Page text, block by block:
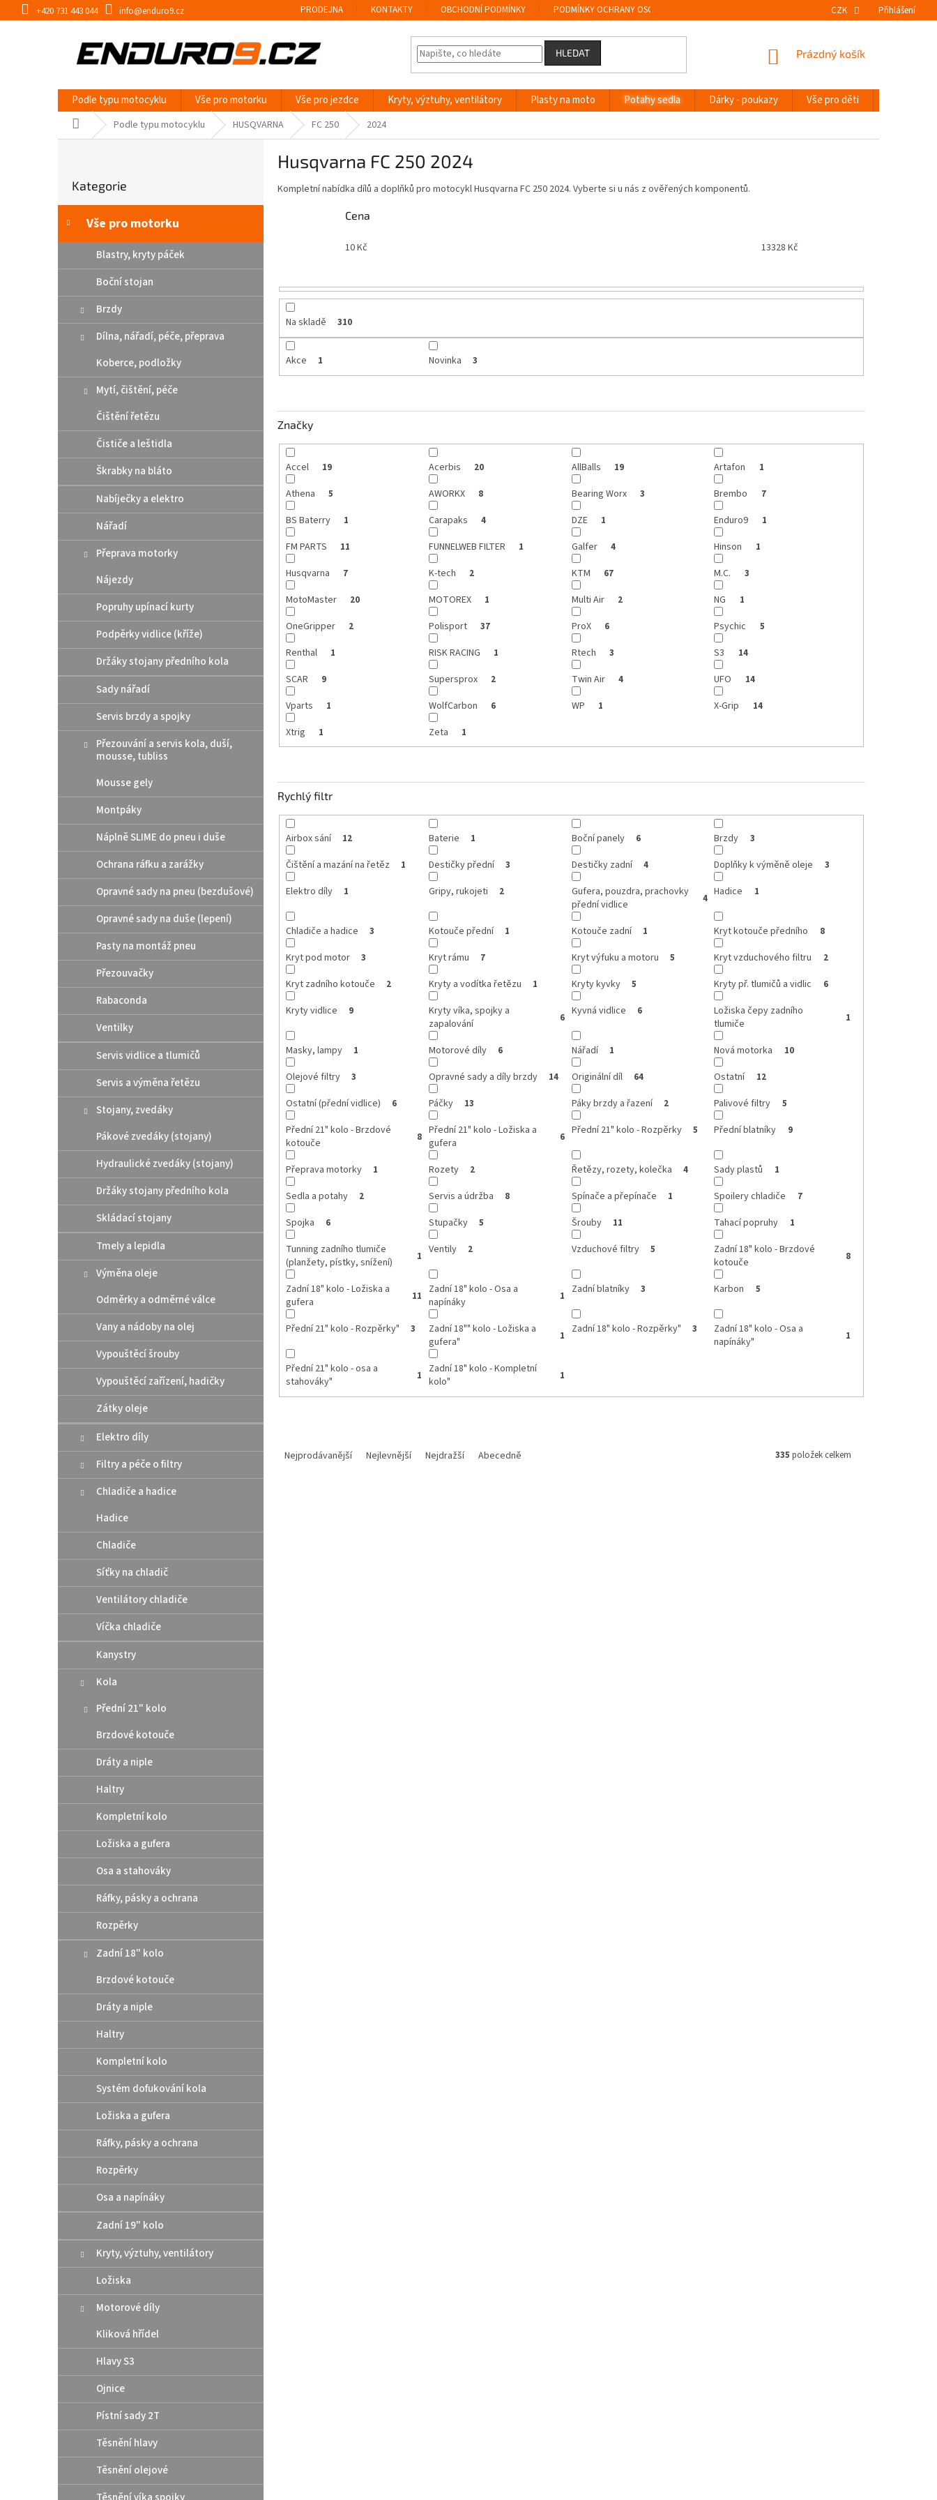
na
+420 731 443 044 info@enduro9.cz PRODEJNA KONTAKTY OBCHODNÍ PODMÍNKY PODMÍNKY OCHRANY OSOBNÍCH ÚDAJŮ CZK Přihlášení
HLEDAT
NÁKUPNÍ
Prázdný košík
Podle typu motocyklu Vše pro motorku Vše pro jezdce Kryty, výztuhy, ventilátory Plasty na moto Potahy sedla Dárky - poukazy Vše pro děti
Domů Podle typu motocyklu HUSQVARNA FC 250 2024
r
n
í
a
kategorie
Kategorie
Vše pro motorku
Blastry, kryty páček
Boční stojan
Brzdy
Dílna, nářadí, péče, přeprava
Koberce, podložky
Mytí, čištění, péče
Čištění řetězu
Čističe a leštidla
Škrabky na bláto
Nabíječky a elektro
Nářadí
Přeprava motorky
Nájezdy
Popruhy upínací kurty
Podpěrky vidlice (kříže)
Držáky stojany předního kola
Sady nářadí
Servis brzdy a spojky
Přezouvání a servis kola, duší,
mousse, tubliss
Mousse gely
Montpáky
Náplně SLIME do pneu i duše
Ochrana ráfku a zarážky
Opravné sady na pneu (bezdušové)
Opravné sady na duše (lepení)
Pasty na montáž pneu
Přezouvačky
Rabaconda
Ventilky
Servis vidlice a tlumičů
Servis a výměna řetězu
Stojany, zvedáky
Pákové zvedáky (stojany)
Hydraulické zvedáky (stojany)
Držáky stojany předního kola
Skládací stojany
Tmely a lepidla
Výměna oleje
Odměrky a odměrné válce
Vany a nádoby na olej
Vypouštěcí šrouby
Vypouštěcí zařízení, hadičky
Zátky oleje
Elektro díly
Filtry a péče o filtry
Chladiče a hadice
Hadice
Chladiče
Síťky na chladič
Ventilátory chladiče
Víčka chladiče
Kanystry
Kola
Přední 21" kolo
Brzdové kotouče
Dráty a niple
Haltry
Kompletní kolo
Ložiska a gufera
Osa a stahováky
Ráfky, pásky a ochrana
Rozpěrky
Zadní 18" kolo
Brzdové kotouče
Dráty a niple
Haltry
Kompletní kolo
Systém dofukování kola
Ložiska a gufera
Ráfky, pásky a ochrana
Rozpěrky
Osa a napínáky
Zadní 19" kolo
Kryty, výztuhy, ventilátory
Ložiska
Motorové díly
Kliková hřídel
Hlavy S3
Ojnice
Pístní sady 2T
Těsnění hlavy
Těsnění olejové
Husqvarna FC 250 2024
Kompletní nabídka dílů a doplňků pro motocykl Husqvarna FC 250 2024. Vyberte si u nás z ověřených komponentů.
Cena
10Kč 13328 Kč
Na skladě 310
Akce 1 Novinka 3
Značky
Accel 19 Acerbis 20 AllBalls 19 Artafon 1
Athena 5 AWORKX 8 Bearing Worx 3 Brembo 7
BS Baterry 1 Carapaks 4 DZE 1 Enduro9 1
FM PARTS 11 FUNNELWEB FILTER 1 Galfer 4 Hinson 1
Husqvarna 7 K-tech 2 KTM 67 M.C. 3
MotoMaster 20 MOTOREX 1 Multi Air 2 NG 1
OneGripper 2 Polisport 37 ProX 6 Psychic 5
Renthal 1 RISK RACING 1 Rtech 3 S3 14
SCAR 9 Supersprox 2 Twin Air 4 UFO 14
Vparts 1 WolfCarbon 6 WP 1 X-Grip 14
Xtrig 1 Zeta 1
Rychlý filtr
Airbox sání 12 Baterie 1 Boční panely 6 Brzdy 3
Čištění a mazání na řetěz 1 Destičky přední 3 Destičky zadní 4 Doplňky k výměně oleje 3
Elektro díly 1 Gripy, rukojeti 2
Gufera, pouzdra, prachovky
přední vidlice
4 Hadice 1
Chladiče a hadice 3 Kotouče přední 1 Kotouče zadní 1 Kryt kotouče předního 8
Kryt pod motor 3 Kryt rámu 7 Kryt výfuku a motoru 5 Kryt vzduchového filtru 2
Kryt zadního kotouče 2 Kryty a vodítka řetězu 1 Kryty kyvky 5 Kryty př. tlumičů a vidlic 6
Kryty vidlice 9
Kryty víka, spojky a
zapalování
6 Kyvná vidlice 6
Ložiska čepy zadního
tlumiče
1
Masky, lampy 1 Motorové díly 6 Nářadí 1 Nová motorka 10
Olejové filtry 3 Opravné sady a díly brzdy 14 Originální díl 64 Ostatní 12
Ostatní (přední vidlice) 6 Páčky 13 Páky brzdy a řazení 2 Palivové filtry 5
Přední 21" kolo - Brzdové
kotouče
8 Přední 21" kolo - Ložiska a
gufera
6 Přední 21" kolo - Rozpěrky 5 Přední blatníky 9
Přeprava motorky 1 Rozety 2 Řetězy, rozety, kolečka 4 Sady plastů 1
Sedla a potahy 2 Servis a údržba 8 Spínače a přepínače 1 Spoilery chladiče 7
Spojka 6 Stupačky 5 Šrouby 11 Tahací popruhy 1
Tunning zadního tlumiče
(planžety, pístky, snížení)
1 Ventily 2 Vzduchové filtry 5
Zadní 18" kolo - Brzdové
kotouče
8
Zadní 18" kolo - Ložiska a
gufera
11
Zadní 18" kolo - Osa a
napínáky
1 Zadní blatníky 3 Karbon 5
Přední 21" kolo - Rozpěrky" 3
Zadní 18"" kolo - Ložiska a
gufera"
1 Zadní 18" kolo - Rozpěrky" 3
Zadní 18" kolo - Osa a
napínáky"
1
Přední 21" kolo - osa a
stahováky"
1
Zadní 18" kolo - Kompletní
kolo"
1
Nejprodávanější Nejlevnější Nejdražší Abecedně 335 položek celkem